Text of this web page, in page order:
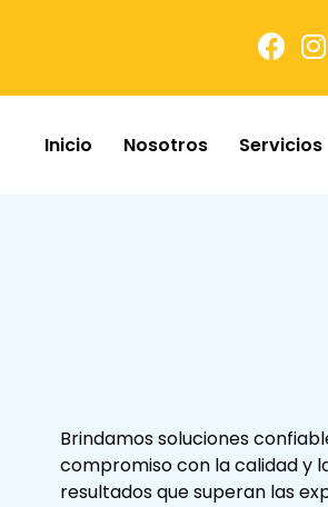
Inicio Nosotros Servicios
Brindamos soluciones
compromiso con la calidad y
resultados que superan las